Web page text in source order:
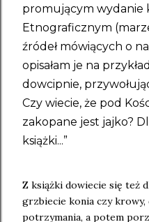
promującym wydanie
Etnograficznym
źródeł mówiących o
opisałam je na
dowcipnie,
Czy wiecie, że pod
zakopane jest jajko?
książki...”
Z książki dowiecie się też
grzbiecie konia czy krowy,
potrzymania, a potem